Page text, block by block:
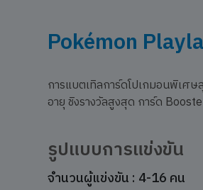
Pokémon
การแบตเทิลการ์ดโปเกมอนพิเศ
อายุ ชิงรางวัลสูงสุด การ์ด
รูปแบบการแข่งขัน
จำนวนผู้แข่งขัน : 4-16 คน